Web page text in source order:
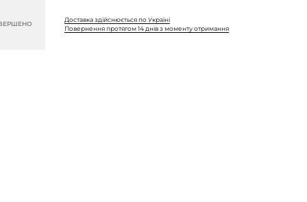
Доставка здійснюється по Україні
Повернення протягом 14 днів з моменту отримання